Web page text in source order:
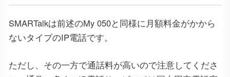
SMARTalkは前述のMy 050と同様に月額料金がかから
ないタイプのIP電話です。
ただし、その一方で通話料が高いので注意してくださ